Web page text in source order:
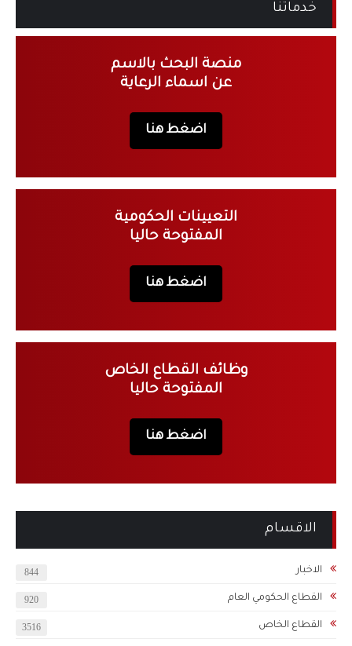
خدماتنا
منصة البحث بالاسم
عن اسماء الرعاية
اضغط هنا
التعيينات الحكومية
المفتوحة حاليا
اضغط هنا
وظائف القطاع الخاص
المفتوحة حاليا
اضغط هنا
الاقسام
الاخبار 844
القطاع الحكومي العام 920
القطاع الخاص 3516